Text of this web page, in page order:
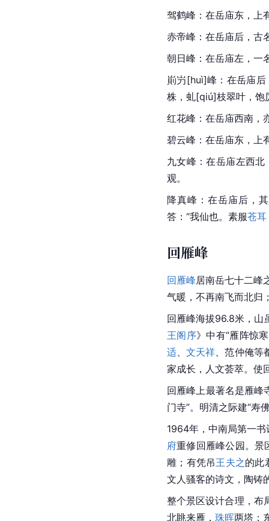
驾鹤峰：在岳庙东，上
赤帝峰：在岳庙后，古
朝日峰：在岳庙左，一
崱屶[huì]峰：在岳庙
株，虬[qiú]枝翠叶，饱
红花峰：在岳庙西南，
碧云峰：在岳庙东，上
九女峰：在岳庙左西
观。
降真峰：在岳庙后，
答：“我仙也。素服苍耳
回雁峰
回雁峰居南岳七十二峰
气暖，不再南飞而北归
回雁峰海拔96.8米，山
王阁序》中有“雁阵惊
适 、文天祥 、范仲俺
家成长，人文荟萃。使
回雁峰上最著名是雁峰
门寺”。明清之际建“寿
1964年，中南局第一
府重修回雁峰公园。景
雕；有凭吊王夫之的此
文人骚客的诗文，陶铸
整个景区设计合理，布
北眺来雁， 珠晖两塔；